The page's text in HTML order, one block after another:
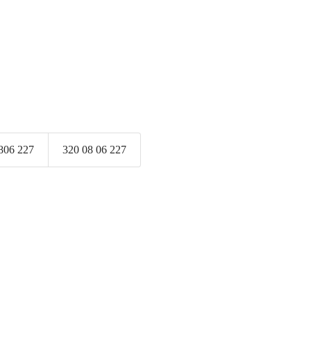
227 320 08 06 227